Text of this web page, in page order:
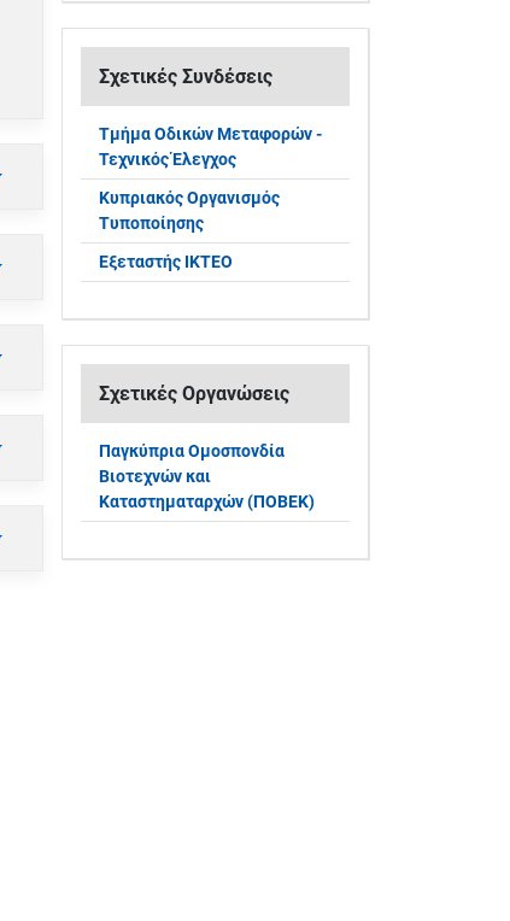
Σχετικές Συνδέσεις
Τμήμα Οδικών Μεταφορών -
Τεχνικός Έλεγχος
Κυπριακός Οργανισμός
Τυποποίησης
Εξεταστής ΙΚΤΕΟ
Σχετικές Οργανώσεις
Παγκύπρια Ομοσπονδία
Βιοτεχνών και
Καταστηματαρχών (ΠΟΒΕΚ)